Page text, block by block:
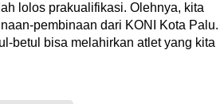
lolos prakualifikasi. Olehnya, kita
pembinaan dari KONI Kota Palu.
betul bisa melahirkan atlet yang kita